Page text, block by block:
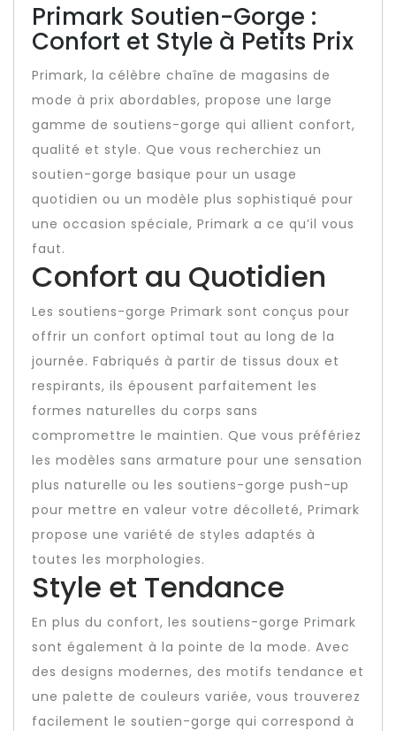
Primark Soutien-Gorge :
Confort et Style à Petits Prix
Primark, la célèbre chaîne de magasins de
mode à prix abordables, propose une large
gamme de soutiens-gorge qui allient confort,
qualité et style. Que vous recherchiez un
soutien-gorge basique pour un usage
quotidien ou un modèle plus sophistiqué pour
une occasion spéciale, Primark a ce qu’il vous
faut.
Confort au Quotidien
Les soutiens-gorge Primark sont conçus pour
offrir un confort optimal tout au long de la
journée. Fabriqués à partir de tissus doux et
respirants, ils épousent parfaitement les
formes naturelles du corps sans
compromettre le maintien. Que vous préfériez
les modèles sans armature pour une sensation
plus naturelle ou les soutiens-gorge push-up
pour mettre en valeur votre décolleté, Primark
propose une variété de styles adaptés à
toutes les morphologies.
Style et Tendance
En plus du confort, les soutiens-gorge Primark
sont également à la pointe de la mode. Avec
des designs modernes, des motifs tendance et
une palette de couleurs variée, vous trouverez
facilement le soutien-gorge qui correspond à